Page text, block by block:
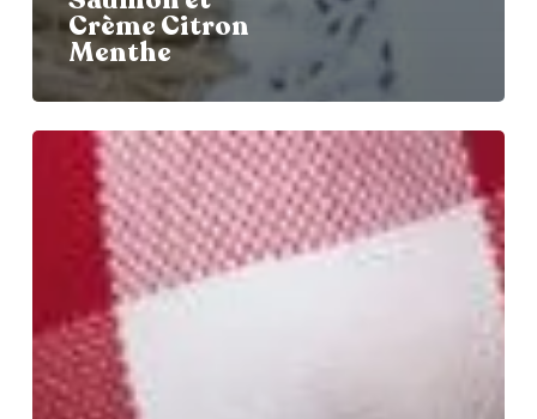
Crème Citron
Menthe